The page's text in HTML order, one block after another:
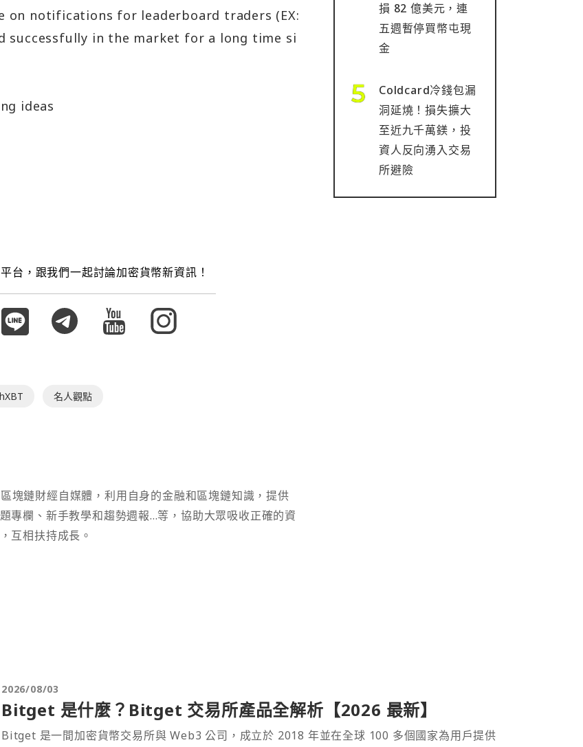
on notifications for leaderboard traders (EX:
successfully in the market for a long time si
ideas
台，跟我們一起討論加密貨幣新資訊！
名人觀點
塊鏈財經自媒體，利用自身的金融和區塊鏈知識，提供
專欄、新手教學和趨勢週報...等，協助大眾吸收正確的資
互相扶持成長。
損 82 億美元，連
五週暫停買幣屯現
金
Coldcard冷錢包漏
洞延燒！損失擴大
至近九千萬鎂，投
資人反向湧入交易
所避險
2026/08/03
Bitget 是什麼？Bitget 交易所產品全解析【2026 最新】
Bitget 是一間加密貨幣交易所與 Web3 公司，成立於 2018 年並在全球 100 多個國家為用戶提供